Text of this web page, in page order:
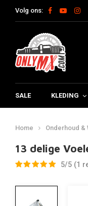
Volg ons:
SALE KLEDING
Home Onderhoud &
13 delige
5/5 (1